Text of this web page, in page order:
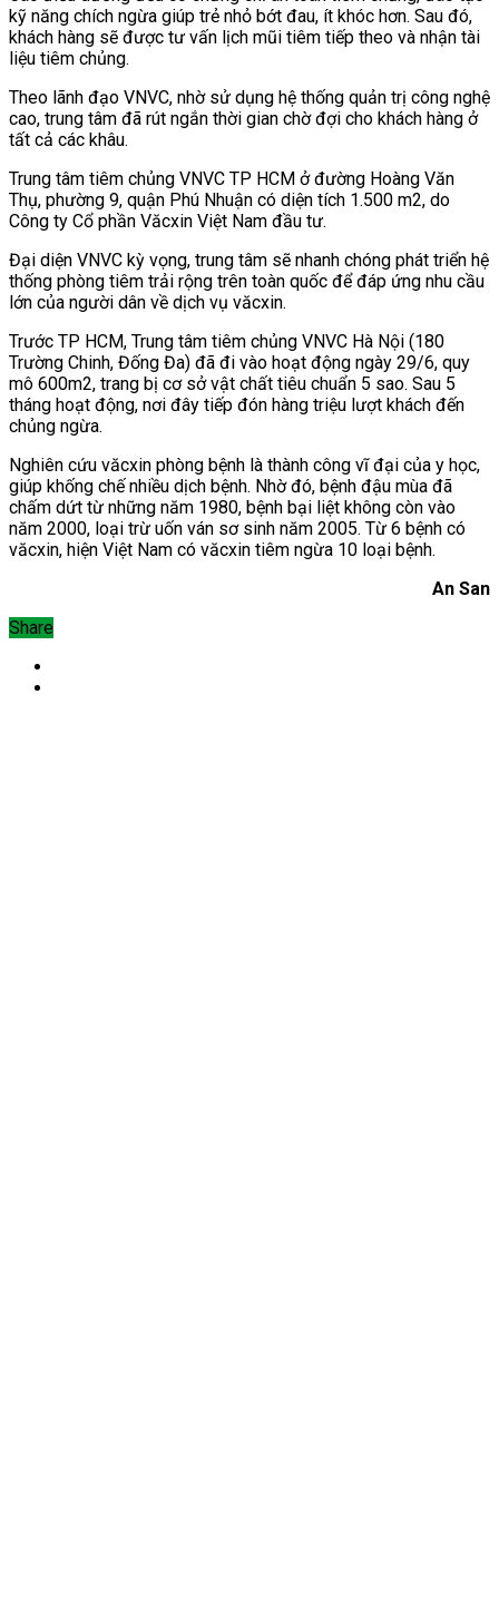
kỹ năng chích ngừa giúp trẻ nhỏ bớt đau, ít khóc hơn. Sau đó,
khách hàng sẽ được tư vấn lịch mũi tiêm tiếp theo và nhận tài
liệu tiêm chủng.
Theo lãnh đạo VNVC, nhờ sử dụng hệ thống quản trị công nghệ
cao, trung tâm đã rút ngắn thời gian chờ đợi cho khách hàng ở
tất cả các khâu.
Trung tâm tiêm chủng VNVC TP HCM ở đường Hoàng Văn
Thụ, phường 9, quận Phú Nhuận có diện tích 1.500 m2, do
Công ty Cổ phần Văcxin Việt Nam đầu tư.
Đại diện VNVC kỳ vọng, trung tâm sẽ nhanh chóng phát triển hệ
thống phòng tiêm trải rộng trên toàn quốc để đáp ứng nhu cầu
lớn của người dân về dịch vụ văcxin.
Trước TP HCM, Trung tâm tiêm chủng VNVC Hà Nội (180
Trường Chinh, Đống Đa) đã đi vào hoạt động ngày 29/6, quy
mô 600m2, trang bị cơ sở vật chất tiêu chuẩn 5 sao. Sau 5
tháng hoạt động, nơi đây tiếp đón hàng triệu lượt khách đến
chủng ngừa.
Nghiên cứu văcxin phòng bệnh là thành công vĩ đại của y học,
giúp khống chế nhiều dịch bệnh. Nhờ đó, bệnh đậu mùa đã
chấm dứt từ những năm 1980, bệnh bại liệt không còn vào
năm 2000, loại trừ uốn ván sơ sinh năm 2005. Từ 6 bệnh có
văcxin, hiện Việt Nam có văcxin tiêm ngừa 10 loại bệnh.
An San
Share